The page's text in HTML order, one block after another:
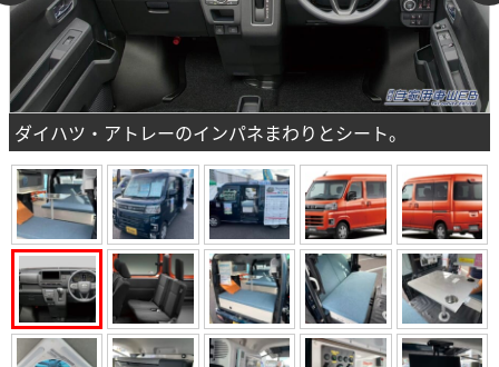
ダイハツ・アトレーのインパネまわりとシート。